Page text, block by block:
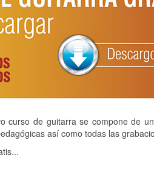
curso de guitarra se compone de
así como todas las